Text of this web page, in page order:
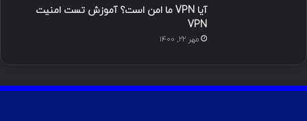
آیا VPN ما امن است؟ آموزش تست امنیت
VPN
مهر ۲۲, ۱۴۰۰